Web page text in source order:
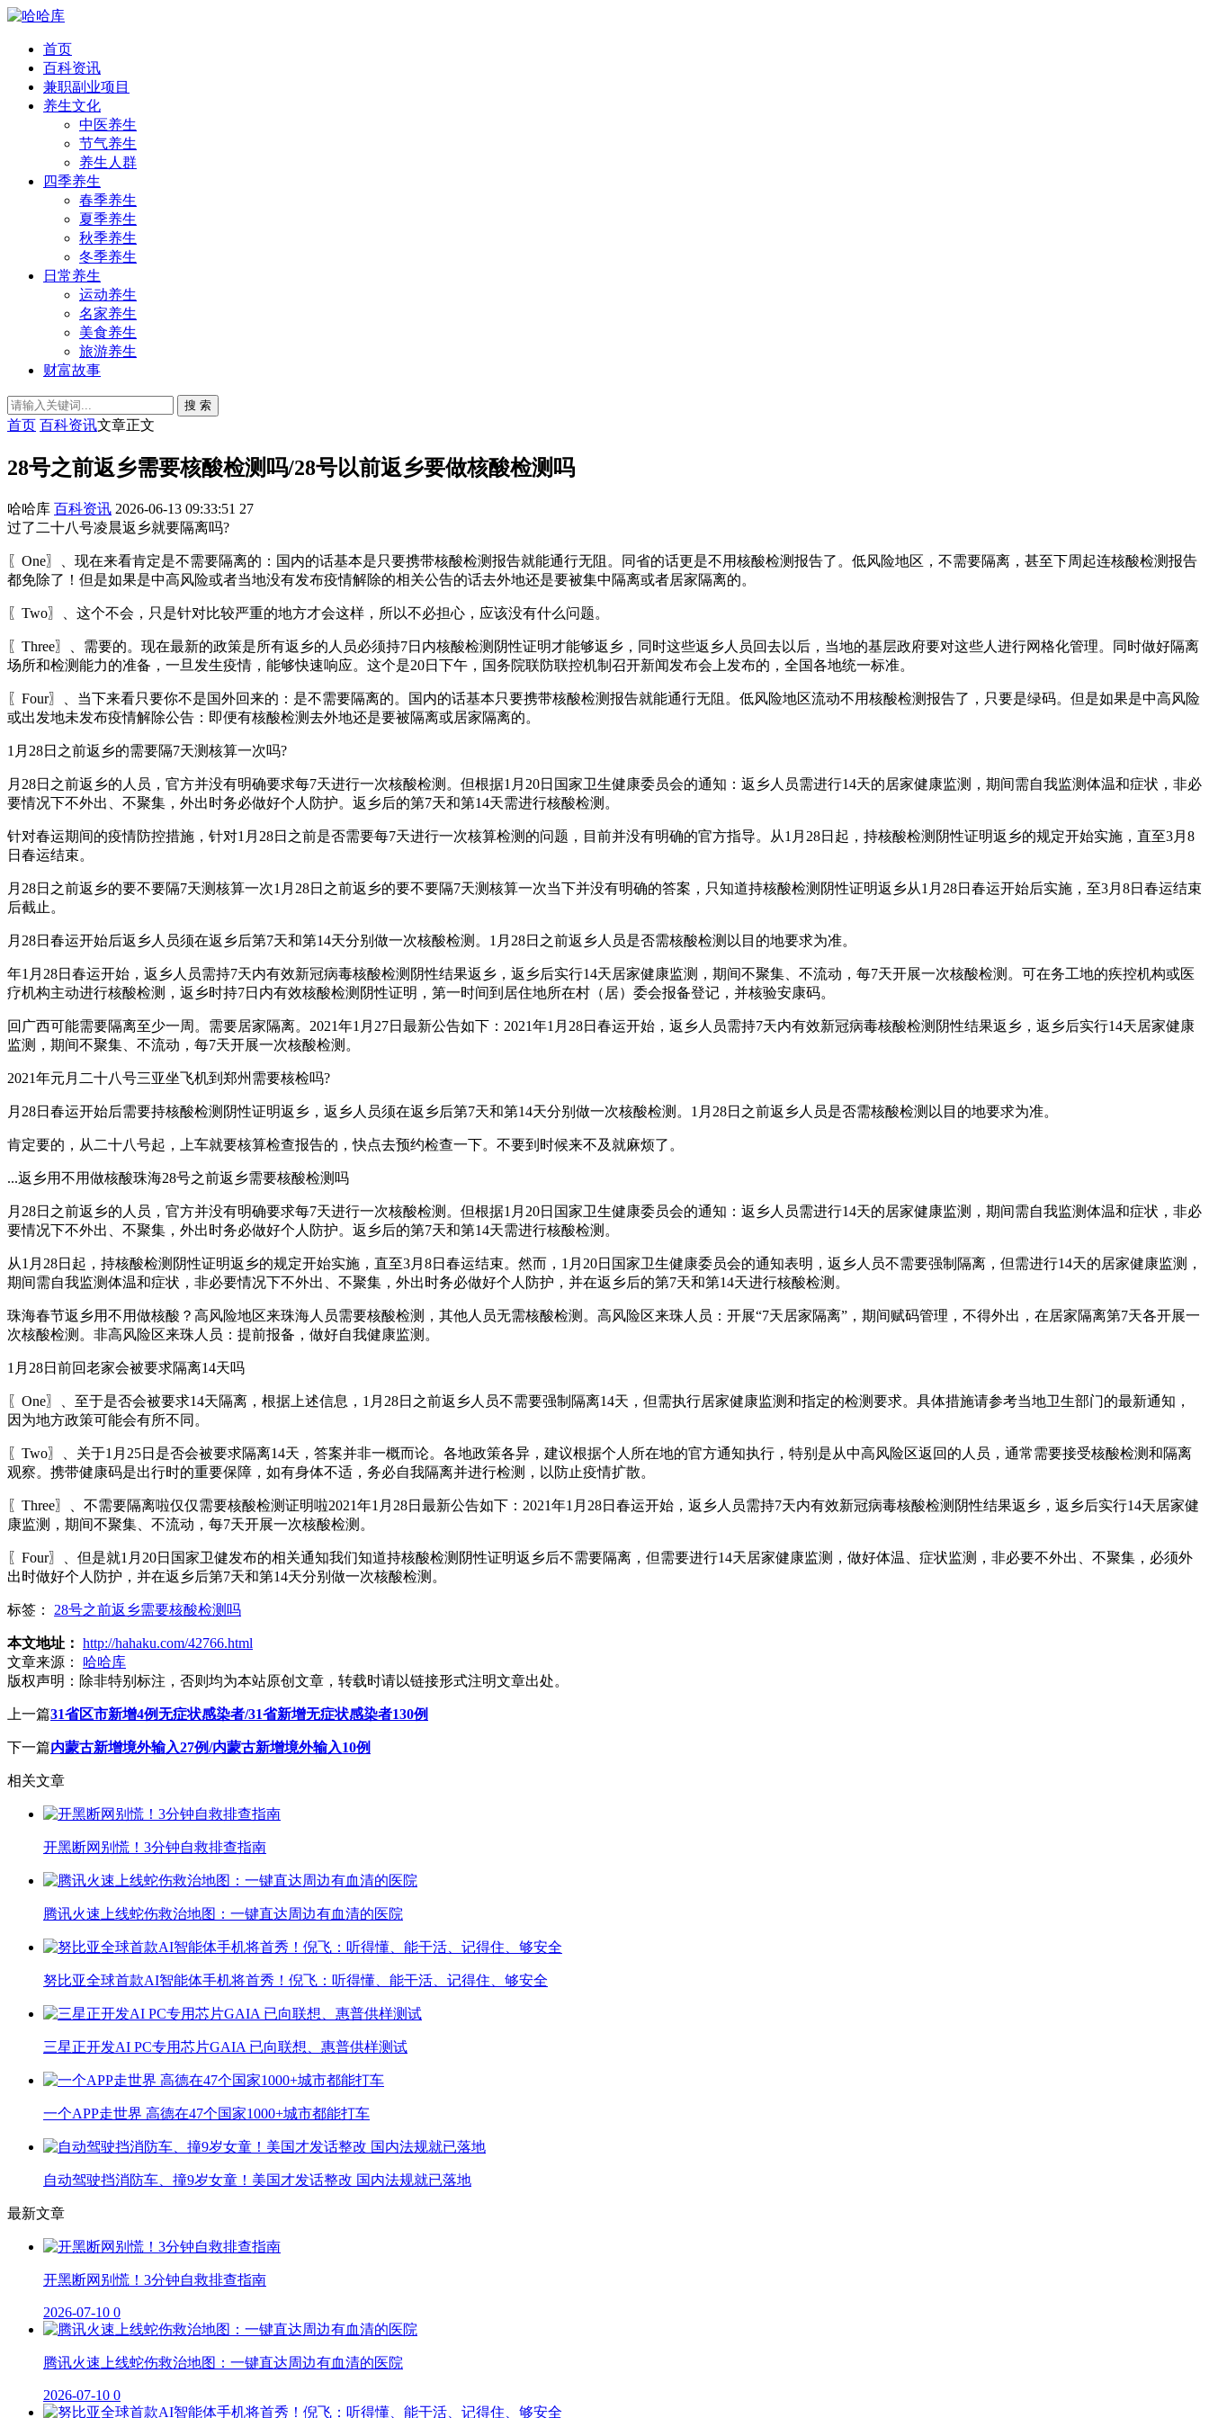
首页
百科资讯
兼职副业项目
养生文化
中医养生
节气养生
养生人群
四季养生
春季养生
夏季养生
秋季养生
冬季养生
日常养生
运动养生
名家养生
美食养生
旅游养生
财富故事
搜 索
首页 百科资讯文章正文
28号之前返乡需要核酸检测吗/28号以前返乡要做核酸检测吗
哈哈库 百科资讯 2026-06-13 09:33:51 27
过了二十八号凌晨返乡就要隔离吗?
〖One〗、现在来看肯定是不需要隔离的：国内的话基本是只要携带核酸检测报告就能通行无阻。同省的话更是不用核酸检测报告了。低风险地区，不需要隔离，甚至下周起连核酸检测报告
都免除了！但是如果是中高风险或者当地没有发布疫情解除的相关公告的话去外地还是要被集中隔离或者居家隔离的。
〖Two〗、这个不会，只是针对比较严重的地方才会这样，所以不必担心，应该没有什么问题。
〖Three〗、需要的。现在最新的政策是所有返乡的人员必须持7日内核酸检测阴性证明才能够返乡，同时这些返乡人员回去以后，当地的基层政府要对这些人进行网格化管理。同时做好隔离
场所和检测能力的准备，一旦发生疫情，能够快速响应。这个是20日下午，国务院联防联控机制召开新闻发布会上发布的，全国各地统一标准。
〖Four〗、当下来看只要你不是国外回来的：是不需要隔离的。国内的话基本只要携带核酸检测报告就能通行无阻。低风险地区流动不用核酸检测报告了，只要是绿码。但是如果是中高风险
或出发地未发布疫情解除公告：即便有核酸检测去外地还是要被隔离或居家隔离的。
1月28日之前返乡的需要隔7天测核算一次吗?
月28日之前返乡的人员，官方并没有明确要求每7天进行一次核酸检测。但根据1月20日国家卫生健康委员会的通知：返乡人员需进行14天的居家健康监测，期间需自我监测体温和症状，非必
要情况下不外出、不聚集，外出时务必做好个人防护。返乡后的第7天和第14天需进行核酸检测。
针对春运期间的疫情防控措施，针对1月28日之前是否需要每7天进行一次核算检测的问题，目前并没有明确的官方指导。从1月28日起，持核酸检测阴性证明返乡的规定开始实施，直至3月8
日春运结束。
月28日之前返乡的要不要隔7天测核算一次1月28日之前返乡的要不要隔7天测核算一次当下并没有明确的答案，只知道持核酸检测阴性证明返乡从1月28日春运开始后实施，至3月8日春运结束
后截止。
月28日春运开始后返乡人员须在返乡后第7天和第14天分别做一次核酸检测。1月28日之前返乡人员是否需核酸检测以目的地要求为准。
年1月28日春运开始，返乡人员需持7天内有效新冠病毒核酸检测阴性结果返乡，返乡后实行14天居家健康监测，期间不聚集、不流动，每7天开展一次核酸检测。可在务工地的疾控机构或医
疗机构主动进行核酸检测，返乡时持7日内有效核酸检测阴性证明，第一时间到居住地所在村（居）委会报备登记，并核验安康码。
回广西可能需要隔离至少一周。需要居家隔离。2021年1月27日最新公告如下：2021年1月28日春运开始，返乡人员需持7天内有效新冠病毒核酸检测阴性结果返乡，返乡后实行14天居家健康
监测，期间不聚集、不流动，每7天开展一次核酸检测。
2021年元月二十八号三亚坐飞机到郑州需要核检吗?
月28日春运开始后需要持核酸检测阴性证明返乡，返乡人员须在返乡后第7天和第14天分别做一次核酸检测。1月28日之前返乡人员是否需核酸检测以目的地要求为准。
肯定要的，从二十八号起，上车就要核算检查报告的，快点去预约检查一下。不要到时候来不及就麻烦了。
...返乡用不用做核酸珠海28号之前返乡需要核酸检测吗
月28日之前返乡的人员，官方并没有明确要求每7天进行一次核酸检测。但根据1月20日国家卫生健康委员会的通知：返乡人员需进行14天的居家健康监测，期间需自我监测体温和症状，非必
要情况下不外出、不聚集，外出时务必做好个人防护。返乡后的第7天和第14天需进行核酸检测。
从1月28日起，持核酸检测阴性证明返乡的规定开始实施，直至3月8日春运结束。然而，1月20日国家卫生健康委员会的通知表明，返乡人员不需要强制隔离，但需进行14天的居家健康监测，
期间需自我监测体温和症状，非必要情况下不外出、不聚集，外出时务必做好个人防护，并在返乡后的第7天和第14天进行核酸检测。
珠海春节返乡用不用做核酸？高风险地区来珠海人员需要核酸检测，其他人员无需核酸检测。高风险区来珠人员：开展“7天居家隔离”，期间赋码管理，不得外出，在居家隔离第7天各开展一
次核酸检测。非高风险区来珠人员：提前报备，做好自我健康监测。
1月28日前回老家会被要求隔离14天吗
〖One〗、至于是否会被要求14天隔离，根据上述信息，1月28日之前返乡人员不需要强制隔离14天，但需执行居家健康监测和指定的检测要求。具体措施请参考当地卫生部门的最新通知，
因为地方政策可能会有所不同。
〖Two〗、关于1月25日是否会被要求隔离14天，答案并非一概而论。各地政策各异，建议根据个人所在地的官方通知执行，特别是从中高风险区返回的人员，通常需要接受核酸检测和隔离
观察。携带健康码是出行时的重要保障，如有身体不适，务必自我隔离并进行检测，以防止疫情扩散。
〖Three〗、不需要隔离啦仅仅需要核酸检测证明啦2021年1月28日最新公告如下：2021年1月28日春运开始，返乡人员需持7天内有效新冠病毒核酸检测阴性结果返乡，返乡后实行14天居家健
康监测，期间不聚集、不流动，每7天开展一次核酸检测。
〖Four〗、但是就1月20日国家卫健发布的相关通知我们知道持核酸检测阴性证明返乡后不需要隔离，但需要进行14天居家健康监测，做好体温、症状监测，非必要不外出、不聚集，必须外
出时做好个人防护，并在返乡后第7天和第14天分别做一次核酸检测。
标签： 28号之前返乡需要核酸检测吗
本文地址： http://hahaku.com/42766.html
文章来源：
哈哈库
版权声明： 除非特别标注，否则均为本站原创文章，转载时请以链接形式注明文章出处。
上一篇31省区市新增4例无症状感染者/31省新增无症状感染者130例
下一篇内蒙古新增境外输入27例/内蒙古新增境外输入10例
相关文章
开黑断网别慌！3分钟自救排查指南
腾讯火速上线蛇伤救治地图：一键直达周边有血清的医院
努比亚全球首款AI智能体手机将首秀！倪飞：听得懂、能干活、记得住、够安全
三星正开发AI PC专用芯片GAIA 已向联想、惠普供样测试
一个APP走世界 高德在47个国家1000+城市都能打车
自动驾驶挡消防车、撞9岁女童！美国才发话整改 国内法规就已落地
最新文章
开黑断网别慌！3分钟自救排查指南
2026-07-10 0
腾讯火速上线蛇伤救治地图：一键直达周边有血清的医院
2026-07-10 0